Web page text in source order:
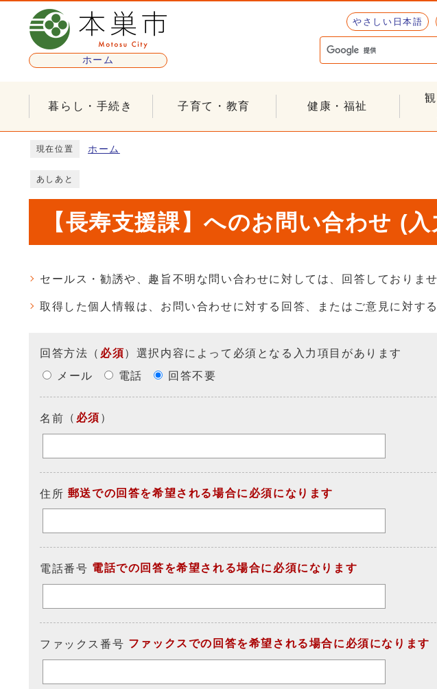
ページの先頭です
ホーム
やさしい日本語
暮らし・手続き 子育て・教育 健康・福祉
現在位置 ホーム
あしあと
【長寿支援課】へのお問い合わせ (
セールス・勧誘や、趣旨不明な問い合わせに対しては、回答しておりませ
取得した個人情報は、お問い合わせに対する回答、またはご意見に対す
回答方法 （ 必須）選択内容によって必須となる入力項目があります
メール
電話 回答不要
名前 （ 必須 ）
住所 郵送での回答を希望される場合に必須になります
電話番号 電話での回答を希望される場合に必須になります
ファックス番号 ファックスでの回答を希望される場合に必須になります